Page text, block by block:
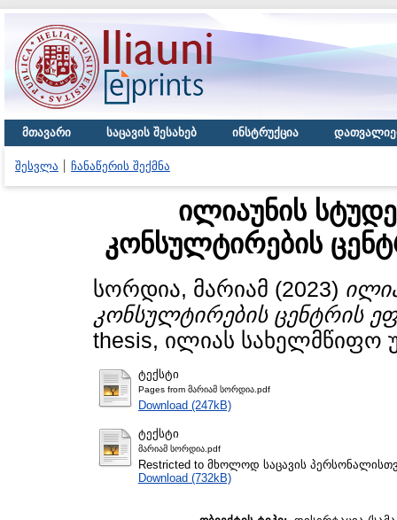
მთავარი საცავის შესახებ ინსტრუქცია
შესვლა ჩანაწერის შექმნა
ილიაუნის
კონსულტირების
სორდია, მარიამ (2023)
კონსულტირების ცენტრის
thesis, ილიას სახელმწიფო
ტექსტი
Pages from მარიამ სორდია.pdf
Download (247kB)
ტექსტი
მარიამ სორდია.pdf
Restricted to მხოლოდ საცავის
Download (732kB)